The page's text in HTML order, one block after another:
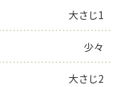
大さじ1
少々
大さじ2